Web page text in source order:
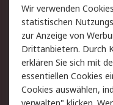
Rücksendungen
Hilfe
Rechtliches
AGB
Cookie-Richtlinie
Wir verwenden
statistischen
zur Anzeige von
Drittanbietern. Durch
erklären Sie sich mit
essentiellen Cookies
Cookies auswählen,